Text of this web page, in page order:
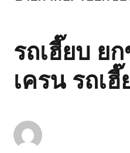
รถเฮี๊ยบ ย
เครน รถเ